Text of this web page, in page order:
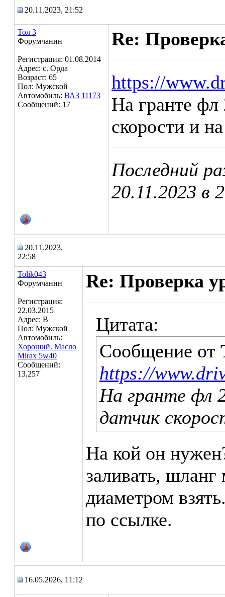
20.11.2023, 21:52
Тол 3
Форумчанин
Регистрация: 01.08.2014
Адрес: с. Орда
Возраст: 65
Пол: Мужской
Автомобиль: ВАЗ 11173
Сообщений: 17
Re:
https://
На гранте фл
скорости и
Последний
20.11.2023 в
20.11.2023,
22:58
Tolik043
Форумчанин
Регистрация:
22.03.2015
Адрес: В
Пол: Мужской
Автомобиль:
Хороший. Масло
Mirax 5w40
Сообщений:
13,257
Re: Проверка
Цитата:
Сообщение от
https://
На гранте фл
датчик
На кой он
заливать,
диаметром
по ссылке.
16.05.2026, 11:12